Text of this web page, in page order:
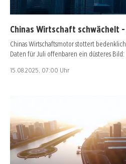
Chinas Wirtschaft schwächelt
Chinas Wirtschaftsmotor stottert
Daten für Juli offenbaren ein düsteres
15.08.2025, 07:00 Uhr